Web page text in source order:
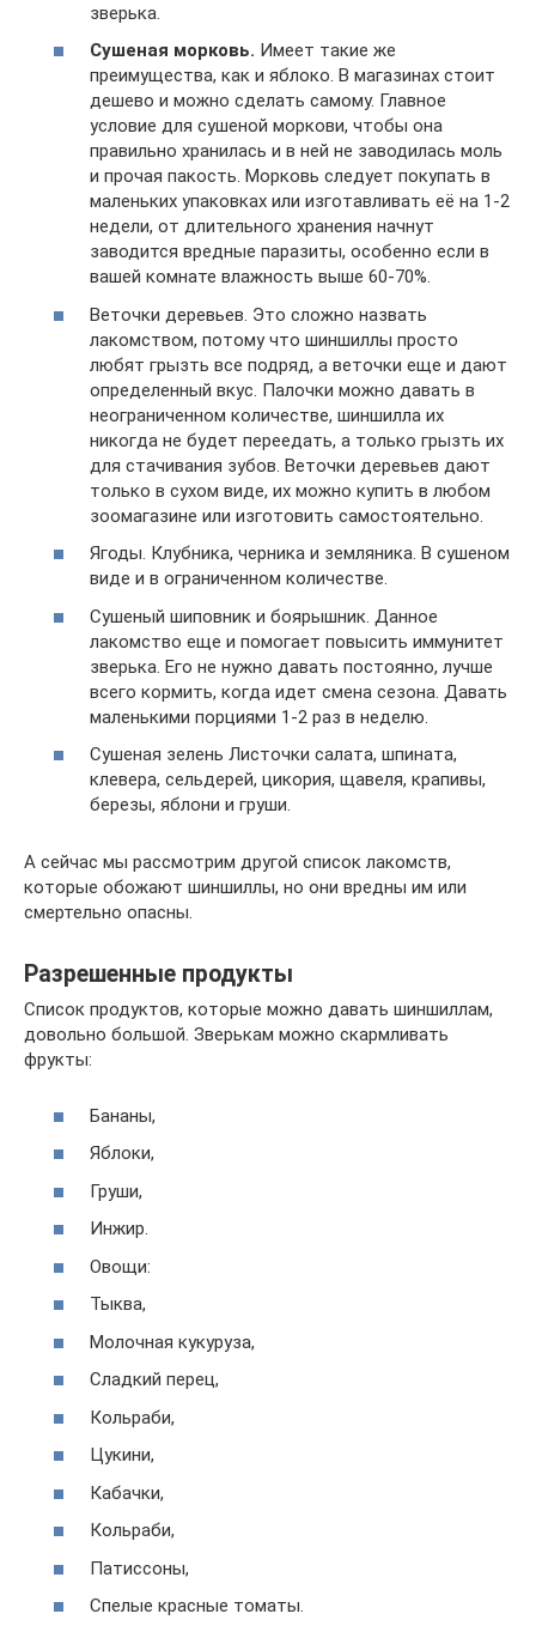
зверька.
Сушеная морковь. Имеет такие же
преимущества, как и яблоко. В магазинах стоит
дешево и можно сделать самому. Главное
условие для сушеной моркови, чтобы она
правильно хранилась и в ней не заводилась моль
и прочая пакость. Морковь следует покупать в
маленьких упаковках или изготавливать её на 1-2
недели, от длительного хранения начнут
заводится вредные паразиты, особенно если в
вашей комнате влажность выше 60-70%.
Веточки деревьев. Это сложно назвать
лакомством, потому что шиншиллы просто
любят грызть все подряд, а веточки еще и дают
определенный вкус. Палочки можно давать в
неограниченном количестве, шиншилла их
никогда не будет переедать, а только грызть их
для стачивания зубов. Веточки деревьев дают
только в сухом виде, их можно купить в любом
зоомагазине или изготовить самостоятельно.
Ягоды. Клубника, черника и земляника. В сушеном
виде и в ограниченном количестве.
Сушеный шиповник и боярышник. Данное
лакомство еще и помогает повысить иммунитет
зверька. Его не нужно давать постоянно, лучше
всего кормить, когда идет смена сезона. Давать
маленькими порциями 1-2 раз в неделю.
Сушеная зелень Листочки салата, шпината,
клевера, сельдерей, цикория, щавеля, крапивы,
березы, яблони и груши.
А сейчас мы рассмотрим другой список лакомств,
которые обожают шиншиллы, но они вредны им или
смертельно опасны.
Разрешенные продукты
Список продуктов, которые можно давать шиншиллам,
довольно большой. Зверькам можно скармливать
фрукты:
Бананы,
Яблоки,
Груши,
Инжир.
Овощи:
Тыква,
Молочная кукуруза,
Сладкий перец,
Кольраби,
Цукини,
Кабачки,
Кольраби,
Патиссоны,
Спелые красные томаты.